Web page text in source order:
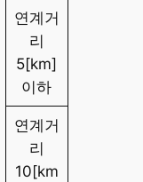
연계거
리
5[km]
이하
연계거
리
10[km